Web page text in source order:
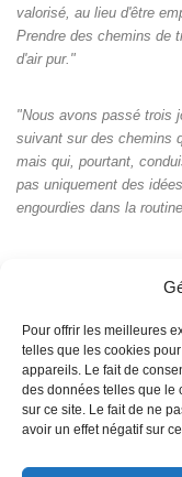
Pour offrir les meilleures
telles que les cookies
appareils. Le fait de
des données telles que le
sur ce site. Le fait de ne
avoir un effet négatif sur
valorisé, au lieu d'être
Prendre des chemins de
d'air pur."
"Nous avons passé trois
suivant sur des chemins
mais qui, pourtant,
pas uniquement des
engourdies dans la